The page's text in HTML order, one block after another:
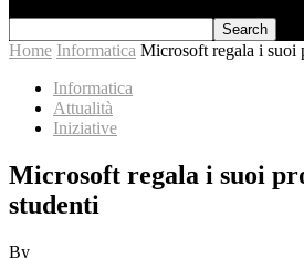
Home Informatica Microsoft regala i suoi
Informatica
Attualità
Iniziative
Microsoft regala i suoi
studenti
By